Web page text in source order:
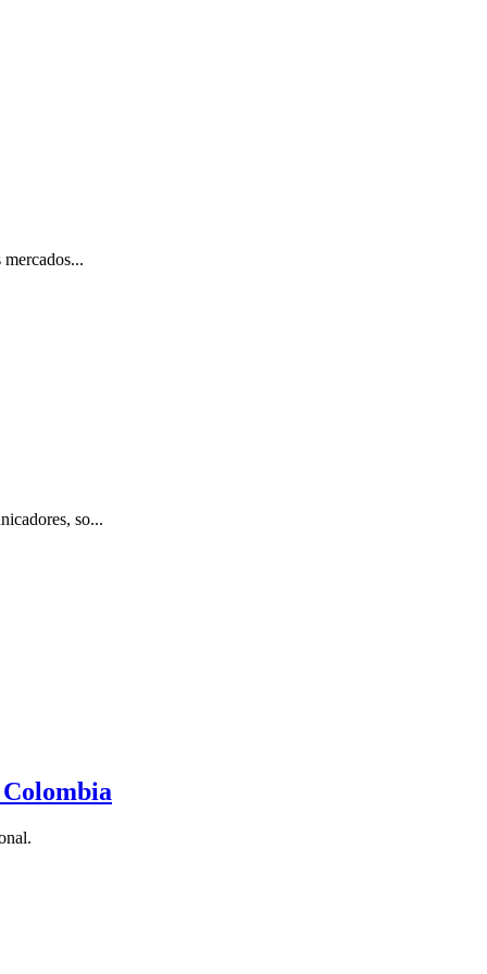
so...
Colombia